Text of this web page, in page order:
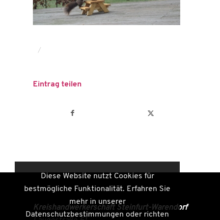
/
Eintrag teilen
Kreishandwerkerschaft Steinfurt-Warendorf
Diese Website nutzt Cookies für
bestmögliche Funktionalität. Erfahren Sie
mehr in unserer
Datenschutzbestimmungen oder richten